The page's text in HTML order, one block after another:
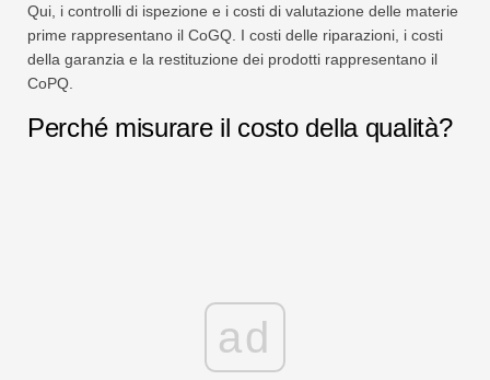
Qui, i controlli di ispezione e i costi di valutazione delle materie
prime rappresentano il CoGQ. I costi delle riparazioni, i costi
della garanzia e la restituzione dei prodotti rappresentano il
CoPQ.
Perché misurare il costo della qualità?
ad